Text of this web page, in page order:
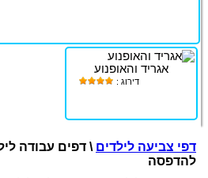
אגריד והאופנוע
דירוג :
דפי צביעה לילדים \ דפים עבודה
להדפסה